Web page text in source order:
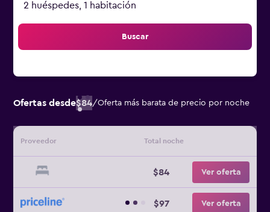
2 huéspedes, 1 habitación
Buscar
Ofertas desde$84/Oferta más barata de precio por noche
Proveedor Total noche
$84 Ver oferta
$97 Ver oferta